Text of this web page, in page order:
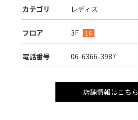
カテゴリ レディス
フロア 3F 16
電話番号 06-6366-3987
店舗情報はこちら